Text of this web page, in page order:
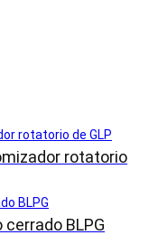
rotatorio
BLPG